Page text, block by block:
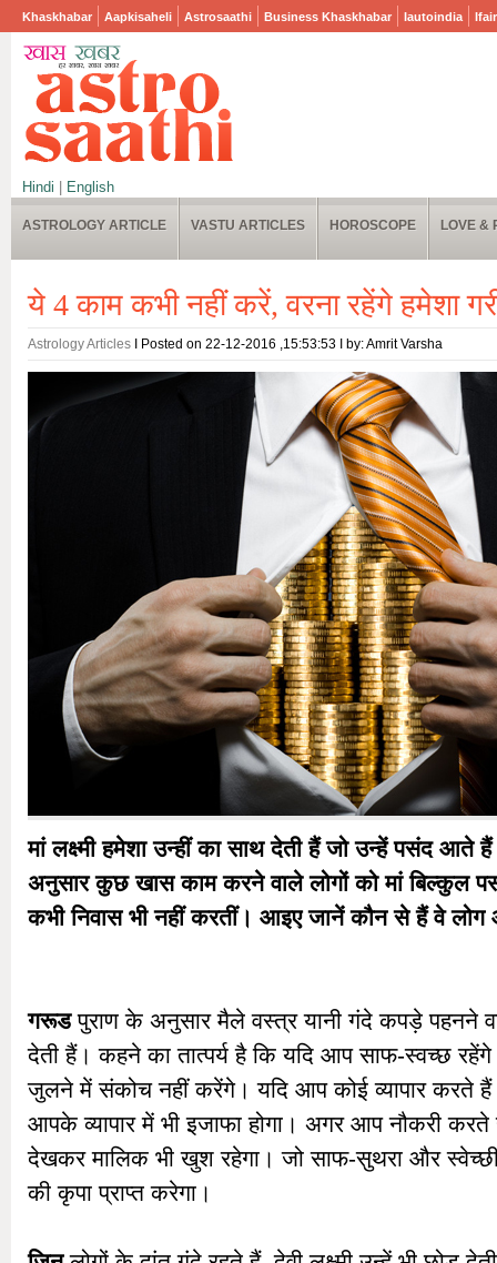
Khaskhabar Aapkisaheli Astrosaathi Business Khaskhabar Iautoindia
Hindi English
ASTROLOGY ARTICLE VASTU ARTICLES HOROSCOPE LOVE &
ये 4 काम कभी नहीं करें, वरना रहेंगे हमेशा
Astrology Articles I Posted on 22-12-2016 ,15:53:53 I by: Amrit Varsha
मां लक्ष्मी हमेशा उन्हीं का साथ देती हैं जो उन्हें पसंद आते
अनुसार कुछ खास काम करने वाले लोगों को मां बिल्कुल
कभी निवास भी नहीं करतीं। आइए जानें कौन से हैं वे
गरूडपुराण के अनुसार मैले वस्त्र यानी गंदे कपड़े पहनने
देती हैं। कहने का तात्पर्य है कि यदि आप साफ-स्वच्छ
जुलने में संकोच नहीं करेंगे। यदि आप कोई व्यापार करते हैं
आपके व्यापार में भी इजाफा होगा। अगर आप नौकरी
देखकर मालिक भी खुश रहेगा। जो साफ-सुथरा और स्वेच्छी
की कृपा प्राप्त करेगा।